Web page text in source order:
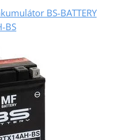
BS-BATTERY
BS